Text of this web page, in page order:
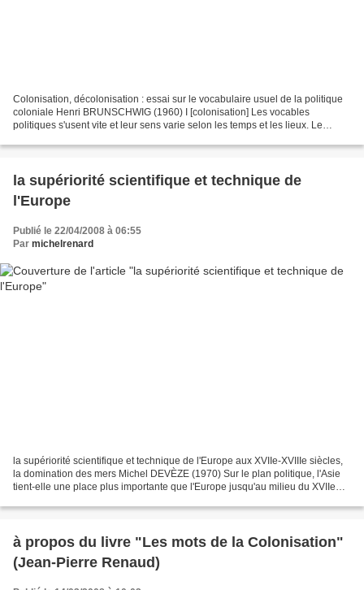
Colonisation, décolonisation : essai sur le vocabulaire usuel de la politique
coloniale Henri BRUNSCHWIG (1960) I [colonisation] Les vocables
politiques s'usent vite et leur sens varie selon les temps et les lieux. Le
la supériorité scientifique et technique de
l'Europe
Publié le 22/04/2008 à 06:55
Par michelrenard
la supériorité scientifique et technique de l'Europe aux XVIIe-XVIIIe siècles,
la domination des mers Michel DEVÈZE (1970) Sur le plan politique, l'Asie
tient-elle une place plus importante que l'Europe jusqu'au milieu du XVIIe
à propos du livre "Les mots de la Colonisation"
(Jean-Pierre Renaud)